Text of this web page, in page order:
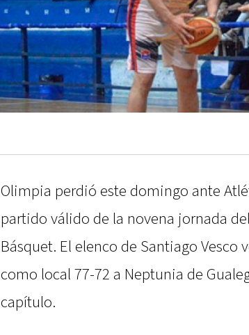
Olimpia perdió este domingo ante
partido válido de la novena jornada
Básquet. El elenco de Santiago Vesco
como local 77-72 a Neptunia de
capítulo.